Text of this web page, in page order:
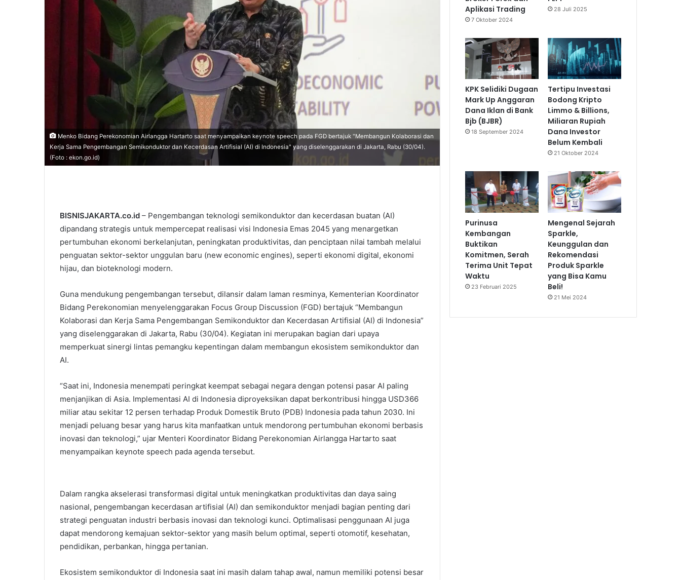
Menko Bidang Perekonomian Airlangga Hartarto saat menyampaikan keynote speech pada FGD bertajuk "Membangun Kolaborasi dan
Kerja Sama Pengembangan Semikonduktor dan Kecerdasan Artifisial (AI) di Indonesia" yang diselenggarakan di Jakarta, Rabu (30/04).
(Foto : ekon.go.id)
BISNISJAKARTA.co.id – Pengembangan teknologi semikonduktor dan kecerdasan buatan (AI)
dipandang strategis untuk mempercepat realisasi visi Indonesia Emas 2045 yang menargetkan
pertumbuhan ekonomi berkelanjutan, peningkatan produktivitas, dan penciptaan nilai tambah melalui
penguatan sektor-sektor unggulan baru (new economic engines), seperti ekonomi digital, ekonomi
hijau, dan bioteknologi modern.
Guna mendukung pengembangan tersebut, dilansir dalam laman resminya, Kementerian Koordinator
Bidang Perekonomian menyelenggarakan Focus Group Discussion (FGD) bertajuk “Membangun
Kolaborasi dan Kerja Sama Pengembangan Semikonduktor dan Kecerdasan Artifisial (AI) di Indonesia”
yang diselenggarakan di Jakarta, Rabu (30/04). Kegiatan ini merupakan bagian dari upaya
memperkuat sinergi lintas pemangku kepentingan dalam membangun ekosistem semikonduktor dan
AI.
“Saat ini, Indonesia menempati peringkat keempat sebagai negara dengan potensi pasar AI paling
menjanjikan di Asia. Implementasi AI di Indonesia diproyeksikan dapat berkontribusi hingga USD366
miliar atau sekitar 12 persen terhadap Produk Domestik Bruto (PDB) Indonesia pada tahun 2030. Ini
menjadi peluang besar yang harus kita manfaatkan untuk mendorong pertumbuhan ekonomi berbasis
inovasi dan teknologi,” ujar Menteri Koordinator Bidang Perekonomian Airlangga Hartarto saat
menyampaikan keynote speech pada agenda tersebut.
Dalam rangka akselerasi transformasi digital untuk meningkatkan produktivitas dan daya saing
nasional, pengembangan kecerdasan artifisial (AI) dan semikonduktor menjadi bagian penting dari
strategi penguatan industri berbasis inovasi dan teknologi kunci. Optimalisasi penggunaan AI juga
dapat mendorong kemajuan sektor-sektor yang masih belum optimal, seperti otomotif, kesehatan,
pendidikan, perbankan, hingga pertanian.
Ekosistem semikonduktor di Indonesia saat ini masih dalam tahap awal, namun memiliki potensi besar
Aplikasi Trading
7 Oktober 2024
28 Juli 2025
KPK Selidiki Dugaan
Mark Up Anggaran
Dana Iklan di Bank
Bjb (BJBR)
18 September 2024
Tertipu Investasi
Bodong Kripto
Limmo & Billions,
Miliaran Rupiah
Dana Investor
Belum Kembali
21 Oktober 2024
Purinusa
Kembangan
Buktikan
Komitmen, Serah
Terima Unit Tepat
Waktu
23 Februari 2025
Mengenal Sejarah
Sparkle,
Keunggulan dan
Rekomendasi
Produk Sparkle
yang Bisa Kamu
Beli!
21 Mei 2024